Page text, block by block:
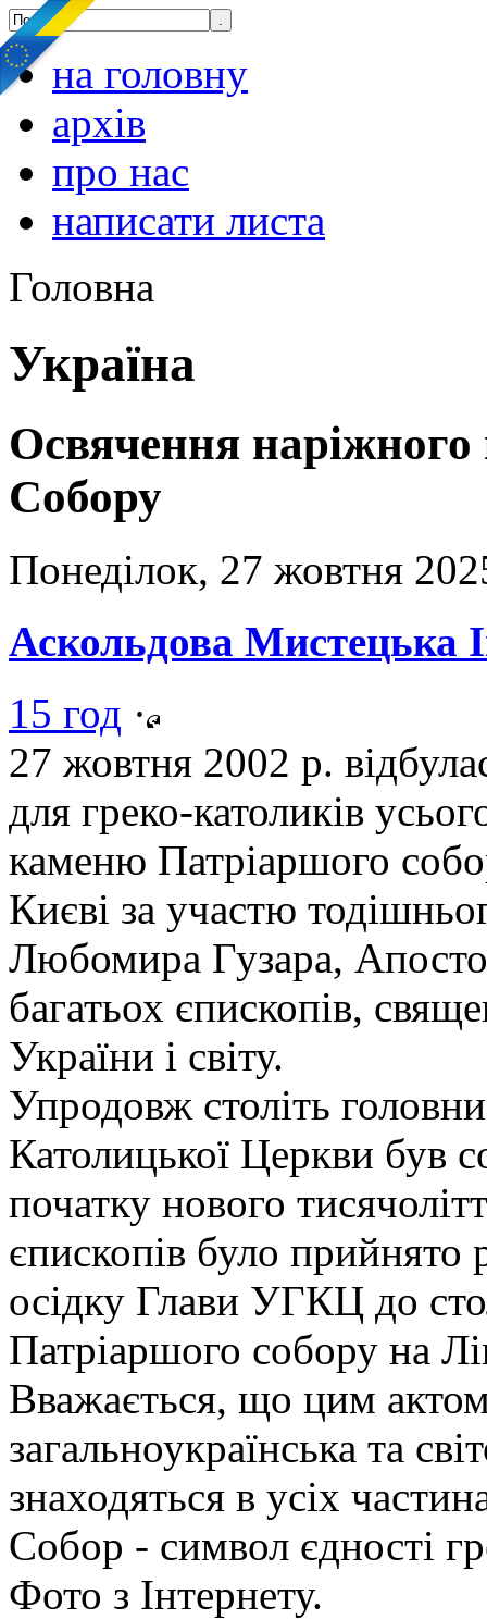
на головну
архів
про нас
написати листа
Головна
Україна
Освячення
Собору
Понеділок, 27 жовтня
Аскольдова Мистецька
15 год ·
27 жовтня 2002 р.
для греко-католиків
каменю Патріаршого
Києві за участю
Любомира Гузара,
багатьох єпископів,
України і світу.
Упродовж століть
Католицької Церкви був
початку нового
єпископів було
осідку Глави УГКЦ до
Патріаршого собору на
Вважається, що цим
загальноукраїнська та
знаходяться в усіх
Собор - символ єдності
Фото з Інтернету.